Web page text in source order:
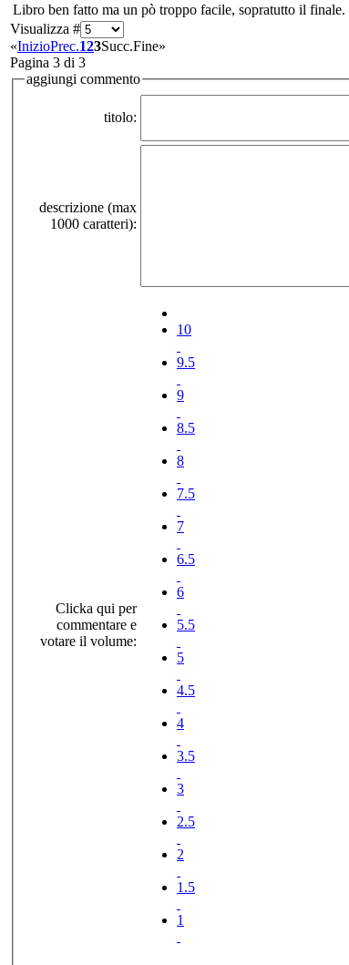
Libro ben fatto ma un pò troppo facile, sopratutto il
Visualizza #
«InizioPrec.123Succ.Fine»
Pagina 3 di 3
aggiungi commento
titolo:
descrizione (max
1000 caratteri):
Clicka qui per
commentare e
votare il volume:
10
9.5
9
8.5
8
7.5
7
6.5
6
5.5
5
4.5
4
3.5
3
2.5
2
1.5
1